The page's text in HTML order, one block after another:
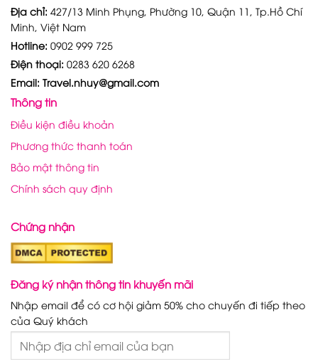
Địa chỉ: 427/13 Minh Phụng, Phường 10, Quận 11, Tp.Hồ Chí
Minh, Việt Nam
Hotline: 0902 999 725
Điện thoại: 0283 620 6268
Email: Travel.nhuy@gmail.com
Thông tin
Điều kiện điều khoản
Phương thức thanh toán
Bảo mật thông tin
Chính sách quy định
Chứng nhận
Đăng ký nhận thông tin khuyến mãi
Nhập email để có cơ hội giảm 50% cho chuyến đi tiếp theo
của Quý khách